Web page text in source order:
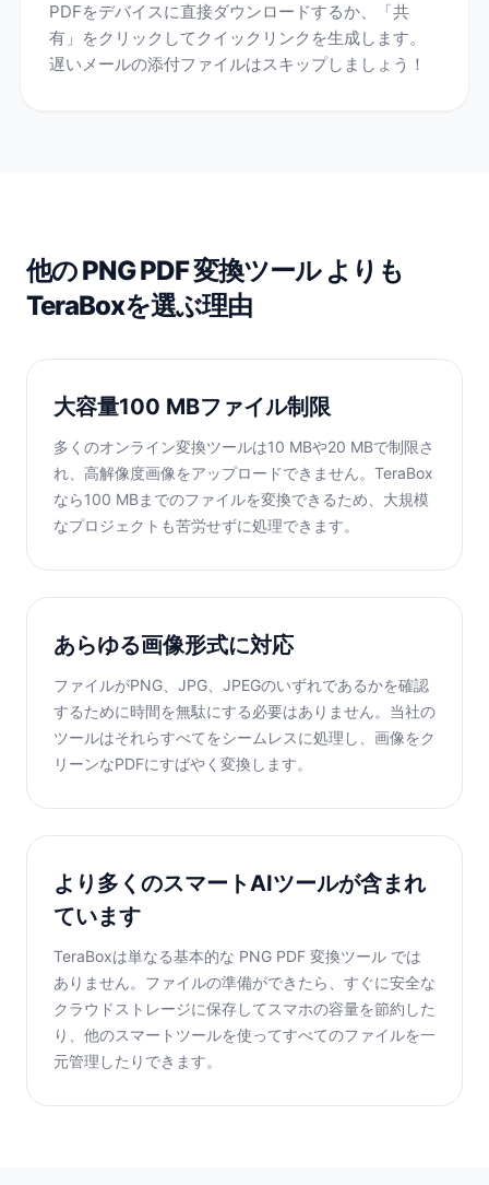
PDFをデバイスに直接ダウンロードするか、「共
有」をクリックしてクイックリンクを生成します。
遅いメールの添付ファイルはスキップしましょう！
他の PNG PDF 変換ツール よりも
TeraBoxを選ぶ理由
大容量100 MBファイル制限
多くのオンライン変換ツールは10 MBや20 MBで制限さ
れ、高解像度画像をアップロードできません。TeraBox
なら100 MBまでのファイルを変換できるため、大規模
なプロジェクトも苦労せずに処理できます。
あらゆる画像形式に対応
ファイルがPNG、JPG、JPEGのいずれであるかを確認
するために時間を無駄にする必要はありません。当社の
ツールはそれらすべてをシームレスに処理し、画像をク
リーンなPDFにすばやく変換します。
より多くのスマートAIツールが含まれ
ています
TeraBoxは単なる基本的な PNG PDF 変換ツール では
ありません。ファイルの準備ができたら、すぐに安全な
クラウドストレージに保存してスマホの容量を節約した
り、他のスマートツールを使ってすべてのファイルを一
元管理したりできます。